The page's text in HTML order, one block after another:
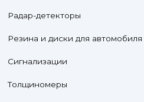
Радар-детекторы
Резина и диски для автомобиля
Сигнализации
Толщиномеры